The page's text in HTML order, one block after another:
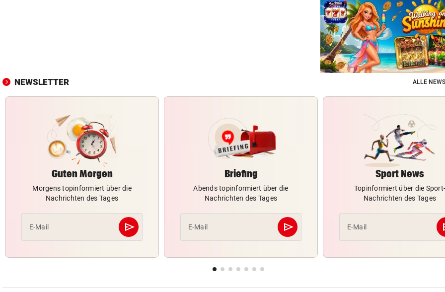
NEWSLETTER ALLE
Guten Morgen
Morgens topinformiert über die
Nachrichten des Tages
E-Mail send
Abschicken
Briefing
Abends topinformiert über die
Nachrichten des Tages
E-Mail send
Abschicken
Sport News
Topinformiert über die Sport-
Nachrichten des Tages
E-Mail